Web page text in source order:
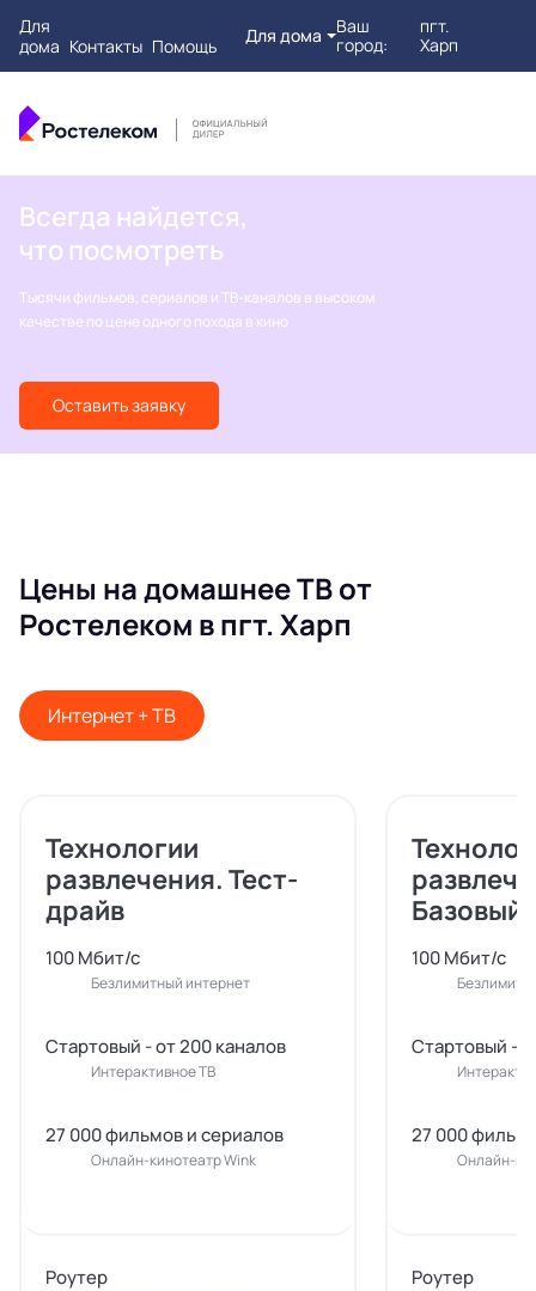
Для
дома Контакты Помощь Для дома
Ваш
город:
пгт.
Харп
Всегда найдется,
что посмотреть
Тысячи фильмов, сериалов и ТВ-каналов в высоком
качестве по цене одного похода в кино
Оставить заявку
Цены на домашнее ТВ от
Ростелеком в пгт. Харп
Интернет + ТВ
Технологии
развлечения. Тест-
драйв
100 Мбит/с
Безлимитный интернет
Стартовый - от 200 каналов
Интерактивное ТВ
27 000 фильмов и сериалов
Онлайн-кинотеатр Wink
Роутер
Базовый
100 Мбит/с
Стартовый -
27 000
Онлайн-
Роутер